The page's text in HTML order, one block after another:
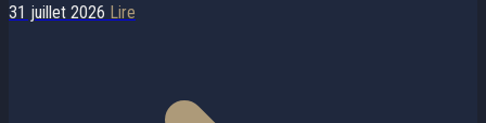
31 juillet 2026 Lire